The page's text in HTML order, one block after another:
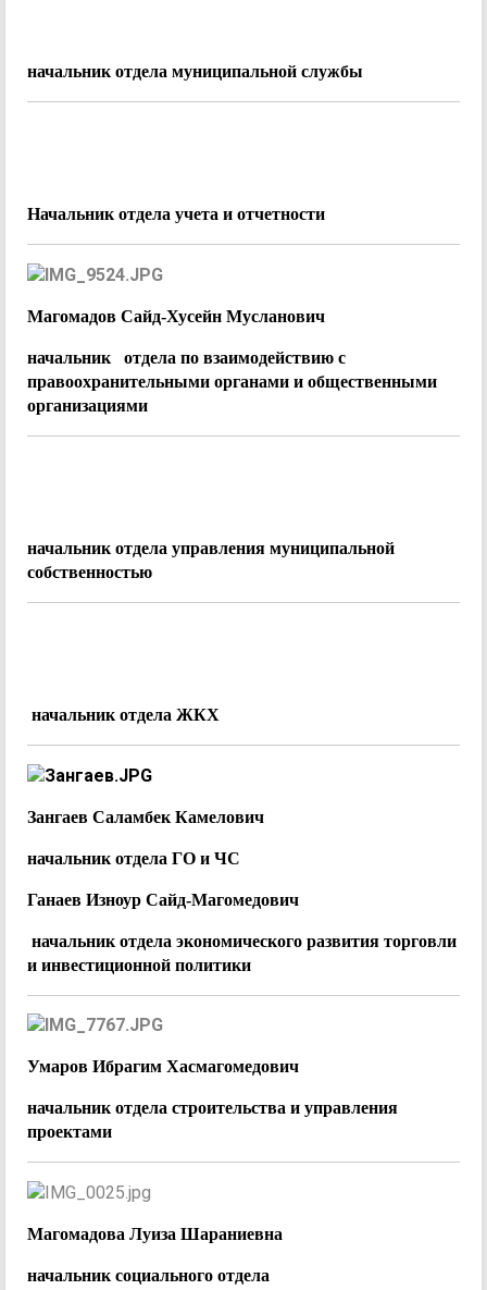
начальник отдела муниципальной службы
Начальник отдела учета и отчетности
Магомадов Сайд-Хусейн Мусланович
начальник отдела по взаимодействию с
правоохранительными органами и общественными
организациями
начальник отдела управления муниципальной
собственностью
начальник отдела ЖКХ
Зангаев Саламбек Камелович
начальник отдела ГО и ЧС
Ганаев Изноур Сайд-Магомедович
начальник отдела экономического развития торговли
и инвестиционной политики
Умаров Ибрагим Хасмагомедович
начальник отдела строительства и управления
проектами
Магомадова Луиза Шараниевна
начальник социального отдела